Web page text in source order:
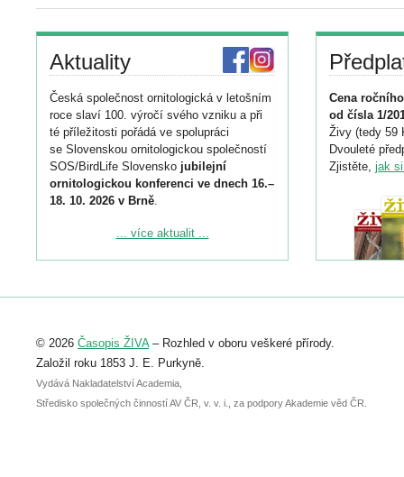
Aktuality
Česká společnost ornitologická v letošním
roce slaví 100. výročí svého vzniku a při
té příležitosti pořádá ve spolupráci
se Slovenskou ornitologickou společností
SOS/BirdLife Slovensko jubilejní
ornitologickou konferenci ve dnech 16.–
18. 10. 2026 v Brně.
Podrobnější informace ke konferenci
Registrovat se můžete do 6. září.
abstraktu přihlášené přednášky nebo
posteru je už 30. června.
... více aktualit ...
Cena
od čísla 1/
Živy (tedy 59
Dvouleté
Zjistěte, jak
© 2026 Časopis ŽIVA– Rozhled v oboru veškeré přírody.
Založil roku 1853 J. E. Purkyně.
Vydává Nakladatelství Academia,
Středisko společných činností AV ČR, v. v. i., za podpory Akademie věd ČR.